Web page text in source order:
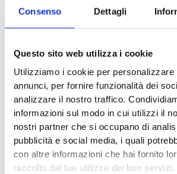
Consenso Dettagli
Questo sito web utilizza i cookie
Utilizziamo i cookie per personalizzare
annunci, per fornire funzionalità dei
analizzare il nostro traffico.
informazioni sul modo in cui utilizzi il
nostri partner che si occupano di
pubblicità e social media, i quali
con altre informazioni che hai fornito
raccolto dal tuo utilizzo dei loro servizi.
Quanto serve un equilibrio sano per lo
Proporre attività manuali nella vita dei
piuttosto trovare un equilibrio. Alternare
giovani a sviluppare competenze diverse
interessi. Alternative stimolanti
socializzare, esplorare il mondo reale e
potenziale creativo, costruendo una
sviluppo futuro.I laboratori proseguono